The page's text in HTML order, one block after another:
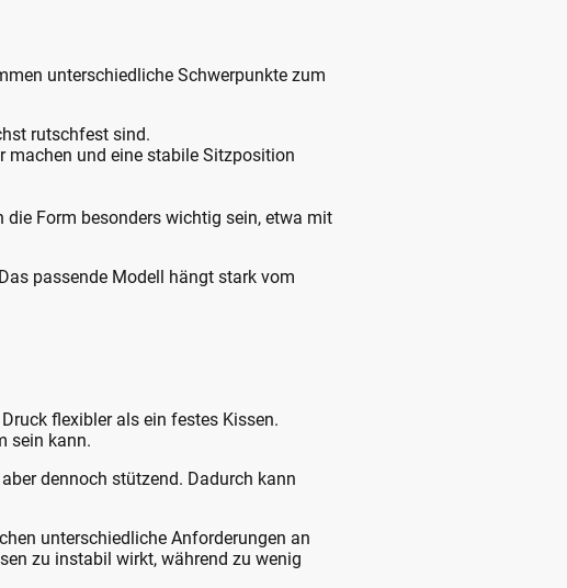
unterschiedliche Schwerpunkte zum
rutschfest sind.
machen und eine stabile Sitzposition
Form besonders wichtig sein, etwa mit
passende Modell hängt stark vom
flexibler als ein festes Kissen.
sein kann.
dennoch stützend. Dadurch kann
unterschiedliche Anforderungen an
zu instabil wirkt, während zu wenig